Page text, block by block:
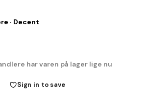
· Decent
har varen på lager lige nu
Sign in to save